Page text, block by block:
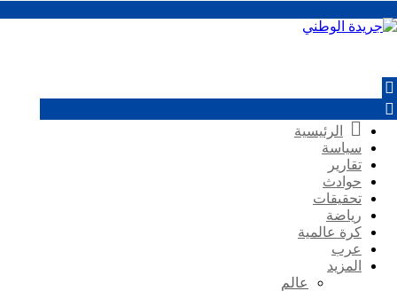
الرئيسية
سياسة
تقارير
حوادث
تحقيقات
رياضة
كرة عالمية
عرب
المزيد
عالم